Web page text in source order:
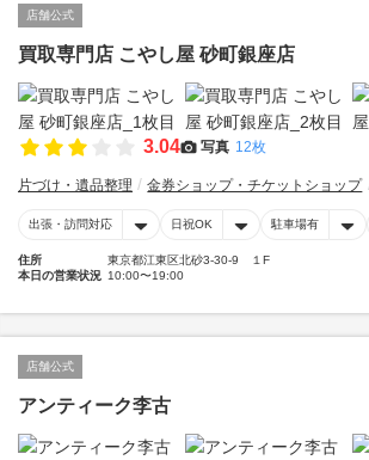
店舗公式
買取専門店 こやし屋 砂町銀座店
3.04 写真 12枚
片づけ・遺品整理 金券ショップ・チケットショップ
出張・訪問対応 日祝OK 駐車場有
住所
東京都江東区北砂3-30-9 １F
本日の営業状況 10:00〜19:00
店舗公式
アンティーク李古